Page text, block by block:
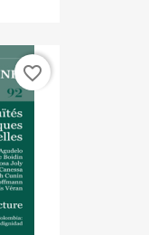
favorite_border